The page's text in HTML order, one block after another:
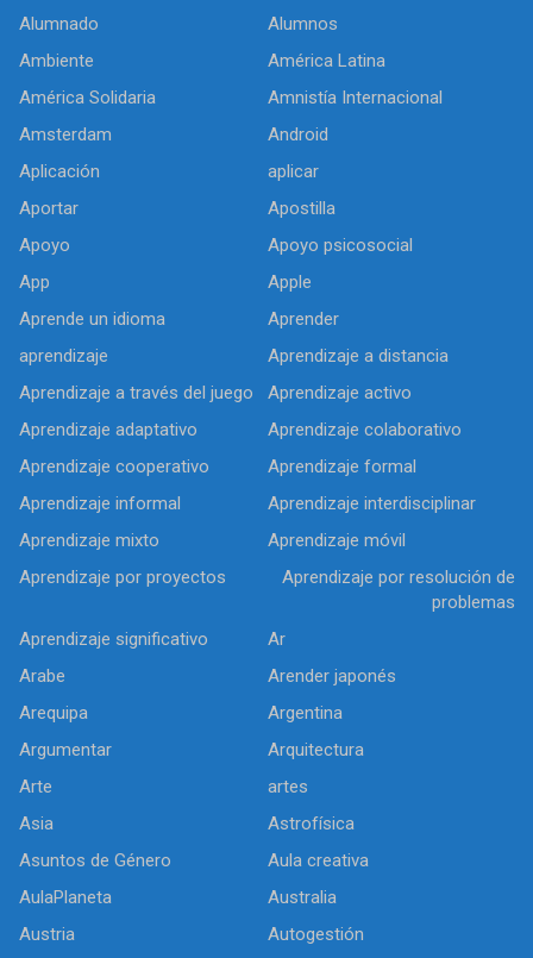
Alumnado
Alumnos
Ambiente
América Latina
América Solidaria
Amnistía Internacional
Amsterdam
Android
Aplicación
aplicar
Aportar
Apostilla
Apoyo
Apoyo psicosocial
App
Apple
Aprende un idioma
Aprender
aprendizaje
Aprendizaje a distancia
Aprendizaje a través del juego
Aprendizaje activo
Aprendizaje adaptativo
Aprendizaje colaborativo
Aprendizaje cooperativo
Aprendizaje formal
Aprendizaje informal
Aprendizaje interdisciplinar
Aprendizaje mixto
Aprendizaje móvil
Aprendizaje por proyectos
Aprendizaje por resolución de
problemas
Aprendizaje significativo
Ar
Arabe
Arender japonés
Arequipa
Argentina
Argumentar
Arquitectura
Arte
artes
Asia
Astrofísica
Asuntos de Género
Aula creativa
AulaPlaneta
Australia
Austria
Autogestión